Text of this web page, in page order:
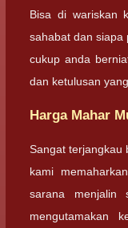
Bisa di wariskan
sahabat dan siapa
cukup anda
dan ketulusan
Harga Mahar
Sangat terjangkau
kami
sarana menjalin
mengutamakan